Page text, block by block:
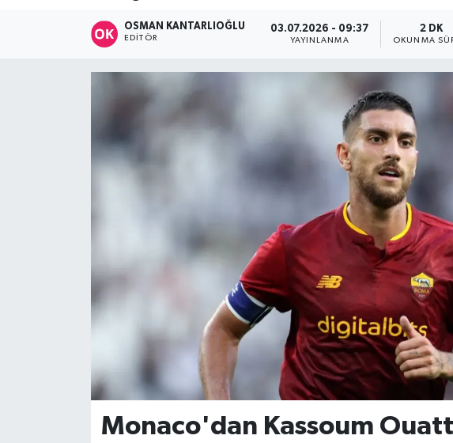
OSMAN KANTARLIOĞLU
EDITÖR
03.07.2026 - 09:37
YAYINLANMA
2 DK
OKUNMA
Monaco'dan Kassoum
KENT GÜNDEMİ